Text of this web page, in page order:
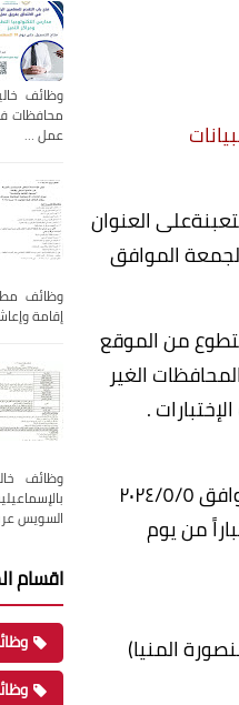
العنوان
۲۰۲٤/۳/۱۱ إلى يوم الجمعة الموافق
من الموقع
الغير
.
من يوم
محافظات
عمل …
وظائف
إقامة وإعاشة "
وظائف
السويس
اقسام